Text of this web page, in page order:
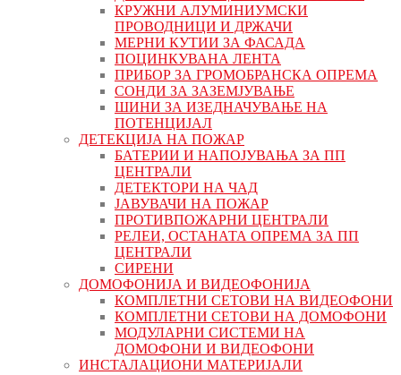
КРУЖНИ АЛУМИНИУМСКИ
ПРОВОДНИЦИ И ДРЖАЧИ
МЕРНИ КУТИИ ЗА ФАСАДА
ПОЦИНКУВАНА ЛЕНТА
ПРИБОР ЗА ГРОМОБРАНСКА ОПРЕМА
СОНДИ ЗА ЗАЗЕМЈУВАЊЕ
ШИНИ ЗА ИЗЕДНАЧУВАЊЕ НА
ПОТЕНЦИЈАЛ
ДЕТЕКЦИЈА НА ПОЖАР
БАТЕРИИ И НАПОЈУВАЊА ЗА ПП
ЦЕНТРАЛИ
ДЕТЕКТОРИ НА ЧАД
ЈАВУВАЧИ НА ПОЖАР
ПРОТИВПОЖАРНИ ЦЕНТРАЛИ
РЕЛЕИ, ОСТАНАТА ОПРЕМА ЗА ПП
ЦЕНТРАЛИ
СИРЕНИ
ДОМОФОНИЈА И ВИДЕОФОНИЈА
КОМПЛЕТНИ СЕТОВИ НА ВИДЕОФОНИ
КОМПЛЕТНИ СЕТОВИ НА ДОМОФОНИ
МОДУЛАРНИ СИСТЕМИ НА
ДОМОФОНИ И ВИДЕОФОНИ
ИНСТАЛАЦИОНИ МАТЕРИЈАЛИ